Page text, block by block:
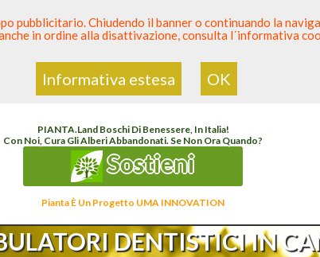
Elenco>Odontoiatria>Ambulatori Dentistici>Campania
PIANTA.LandBoschi Di Benessere, In Italia!
Con Noi, Cura Gli Alberi Abbandonati. Se Non Ora Quando?
Sostieni
Pianta È Un Progetto UMA INNOVATION
DENTISTICI IN
pubblicitario. Chiudendo il banner o continuando la
in ordine alla disattivazione, consulta l´informativa
Informativa estesa OK